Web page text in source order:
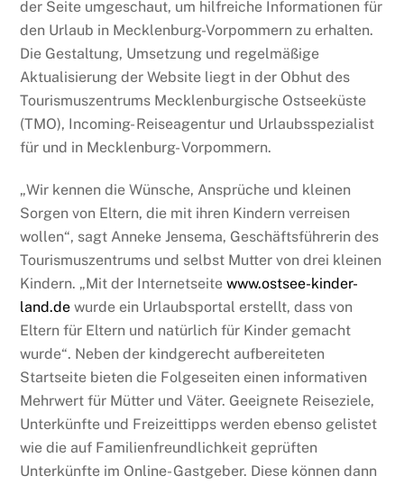
der Seite umgeschaut, um hilfreiche Informationen für
den Urlaub in Mecklenburg-Vorpommern zu erhalten.
Die Gestaltung, Umsetzung und regelmäßige
Aktualisierung der Website liegt in der Obhut des
Tourismuszentrums Mecklenburgische Ostseeküste
(TMO), Incoming- Reiseagentur und Urlaubsspezialist
für und in Mecklenburg- Vorpommern.
„Wir kennen die Wünsche, Ansprüche und kleinen
Sorgen von Eltern, die mit ihren Kindern verreisen
wollen“, sagt Anneke Jensema, Geschäftsführerin des
Tourismuszentrums und selbst Mutter von drei kleinen
Kindern. „Mit der Internetseitewww.ostsee-kinder-
land.de wurde ein Urlaubsportal erstellt, dass von
Eltern für Eltern und natürlich für Kinder gemacht
wurde“. Neben der kindgerecht aufbereiteten
Startseite bieten die Folgeseiten einen informativen
Mehrwert für Mütter und Väter. Geeignete Reiseziele,
Unterkünfte und Freizeittipps werden ebenso gelistet
wie die auf Familienfreundlichkeit geprüften
Unterkünfte im Online- Gastgeber. Diese können dann